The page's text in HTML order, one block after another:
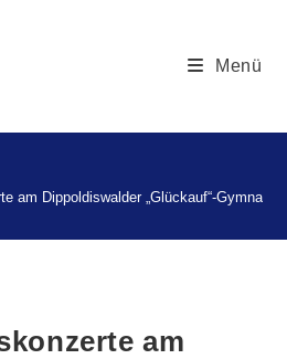
Menü
am Dippoldiswalder „Glückauf“-
am